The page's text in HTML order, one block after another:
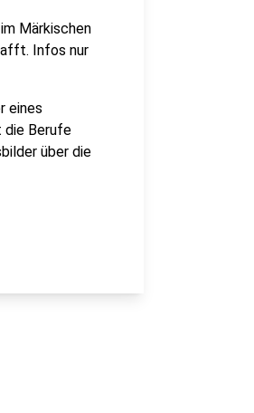
Märkischen
Infos nur
eines
die Berufe
über die